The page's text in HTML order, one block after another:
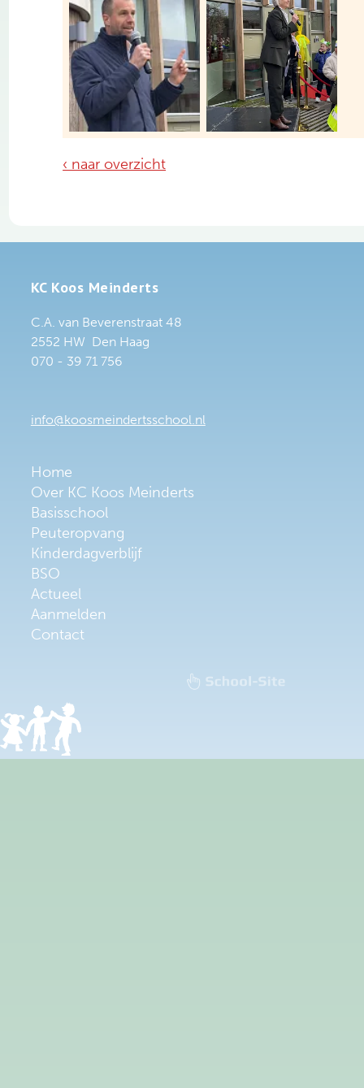
‹ naar overzicht
KC Koos Meinderts
C.A. van Beverenstraat 48
2552 HW Den Haag
070 - 39 71 756
info@koosmeindertsschool.nl
Home
Over KC Koos Meinderts
Basisschool
Peuteropvang
Kinderdagverblijf
BSO
Actueel
Aanmelden
Contact